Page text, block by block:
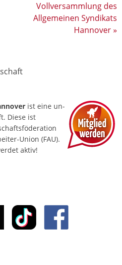
Vollversammlung des
Allgemeinen Syndikats
Hannover»
ist eine un­
Diese ist
Union (FAU).
aktiv!